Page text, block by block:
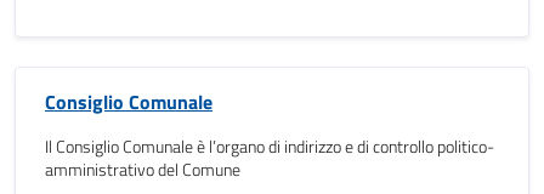
Consiglio Comunale
Il Consiglio Comunale è l’organo di indirizzo e di controllo politico-
amministrativo del Comune